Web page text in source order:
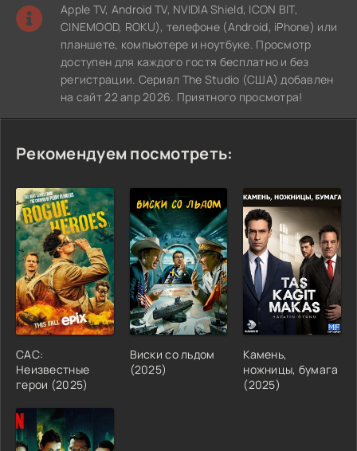
Apple TV, Android TV, NVIDIA Shield, ICON BIT,
CINEMOOD, ROKU), телефоне (Android, iPhone) или
планшете, компьютере и ноутбуке. Просмотр
доступен для каждого гостя бесплатно и без
регистрации. Сериал The Studio (США) добавлен
на сайт 22 апр 2026. Приятного просмотра!
Рекомендуем посмотреть:
САС:
Неизвестные
герои (2025)
Виски со льдом
(2025)
Камень,
ножницы, бумага
(2025)